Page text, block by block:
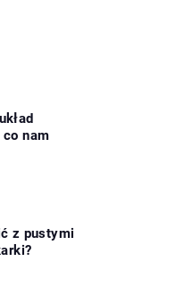
nam
z pustymi